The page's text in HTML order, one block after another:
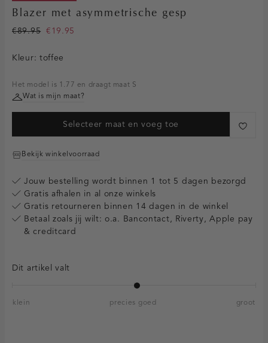
Blazer met asymmetrische gesp
€89.95 €19.95
Kleur: toffee
Het model is 1.77 en draagt maat S
Wat is mijn maat?
Selecteer maat en voeg toe
Bekijk winkelvoorraad
Jouw bestelling wordt binnen 1 tot 5 dagen bezorgd
Gratis afhalen in al onze winkels
Gratis retourneren binnen 14 dagen in de winkel
Betaal zoals jij wilt: o.a. Bancontact, Riverty, Apple pay
& creditcard
Dit artikel valt
klein precies goed groot